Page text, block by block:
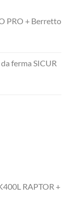
PRO + Berretto
ferma SICUR
RAPTOR +